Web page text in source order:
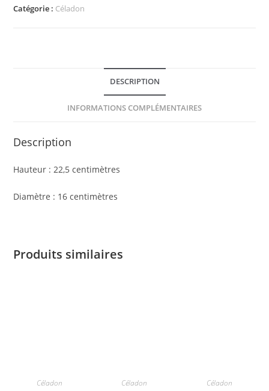
Catégorie : Céladon
DESCRIPTION
INFORMATIONS COMPLÉMENTAIRES
Description
Hauteur : 22,5 centimètres
Diamètre : 16 centimètres
Produits similaires
Céladon Céladon Céladon